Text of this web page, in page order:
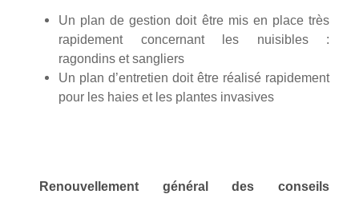
Un plan de gestion doit être mis en place très
rapidement concernant les nuisibles :
ragondins et sangliers
Un plan d’entretien doit être réalisé rapidement
pour les haies et les plantes invasives
Renouvellement général des conseils